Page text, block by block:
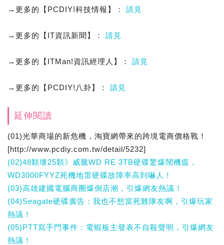
→更多的【PCDIY!科技情報】： 請見
→更多的【IT資訊新聞】： 請見
→更多的【ITMan!資訊經理人】： 請見
→更多的【PCDIY!八卦】： 請見
延伸閱讀
(01)光華商場的新危機，淘寶網帶來的跨境電商價格戰！
[http://www.pcdiy.com.tw/detail/5232]
(02)48顆壞25顆》威騰WD RE 3TB硬碟驚爆鬧機瘟，
WD3000FYYZ死機地雷硬碟故障率高到嚇人！
(03)高雄建國電腦商圈爆倒店潮，引爆網友熱議！
(04)Seagate硬碟廣告：我也不想當死雞隊友啊，引爆玩家
熱議！
(05)PTT寫手門事件：電蝦板主發表不自殺聲明，引爆網友
熱議！